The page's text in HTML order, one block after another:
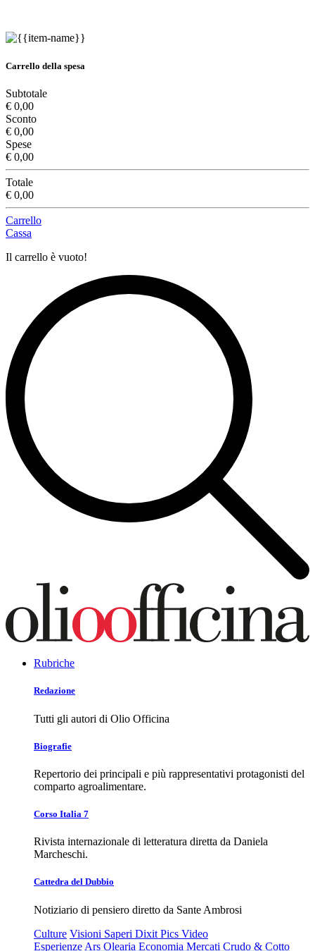
Carrello della spesa
Subtotale
€ 0,00
Sconto
€ 0,00
Spese
€ 0,00
Totale
€ 0,00
Carrello
Cassa
Il carrello è vuoto!
Rubriche
Redazione
Tutti gli autori di Olio Officina
Biografie
Repertorio dei principali e più rappresentativi protagonisti del
comparto agroalimentare.
Corso Italia 7
Rivista internazionale di letteratura diretta da Daniela
Marcheschi.
Cattedra del Dubbio
Notiziario di pensiero diretto da Sante Ambrosi
Culture Visioni Saperi Dixit Pics Video
Esperienze Ars Olearia Economia Mercati Crudo & Cotto